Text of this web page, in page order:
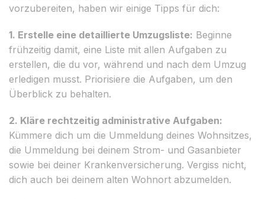
vorzubereiten, haben wir einige Tipps für dich:
1. Erstelle eine detaillierte Umzugsliste: Beginne
frühzeitig damit, eine Liste mit allen Aufgaben zu
erstellen, die du vor, während und nach dem Umzug
erledigen musst. Priorisiere die Aufgaben, um den
Überblick zu behalten.
2. Kläre rechtzeitig administrative Aufgaben:
Kümmere dich um die Ummeldung deines Wohnsitzes,
die Ummeldung bei deinem Strom- und Gasanbieter
sowie bei deiner Krankenversicherung. Vergiss nicht,
dich auch bei deinem alten Wohnort abzumelden.